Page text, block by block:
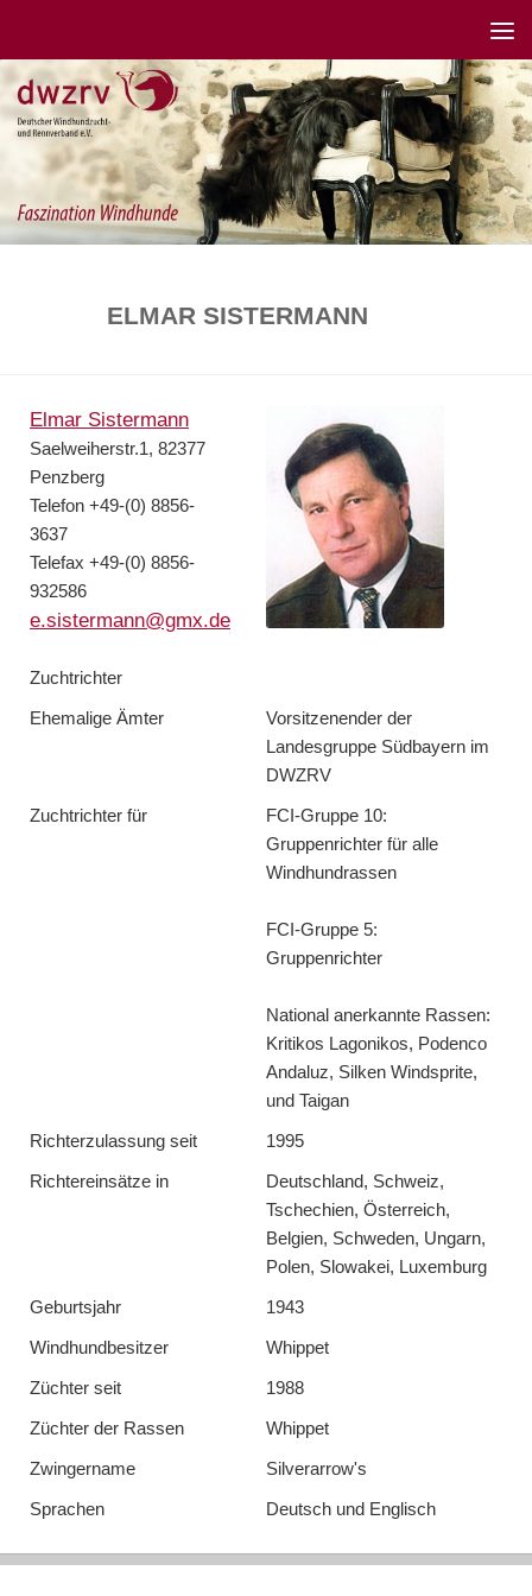
ELMAR SISTERMANN
Elmar Sistermann
Saelweiherstr.1, 82377
Penzberg
Telefon +49-(0) 8856-
3637
Telefax +49-(0) 8856-
932586
e.sistermann@gmx.de
Zuchtrichter
Ehemalige Ämter
Vorsitzenender der
Landesgruppe Südbayern im
DWZRV
Zuchtrichter für
FCI-Gruppe 10:
Gruppenrichter für alle
Windhundrassen
FCI-Gruppe 5:
Gruppenrichter
National anerkannte Rassen:
Kritikos Lagonikos, Podenco
Andaluz, Silken Windsprite,
und Taigan
Richterzulassung seit
1995
Richtereinsätze in
Deutschland, Schweiz,
Tschechien, Österreich,
Belgien, Schweden, Ungarn,
Polen, Slowakei, Luxemburg
Geburtsjahr
1943
Windhundbesitzer
Whippet
Züchter seit
1988
Züchter der Rassen
Whippet
Zwingername
Silverarrow's
Sprachen
Deutsch und Englisch